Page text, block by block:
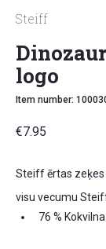
Steiff
logo
Item number:
€7.95
Steiff ērtas zeķes
visu vecumu
76 %
1 mēn
3 mēn
6 mēn
9 mēn